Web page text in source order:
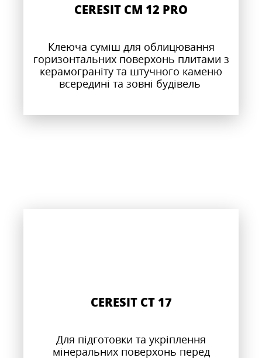
CERESIT CM 12 PRO
Клеюча суміш для облицювання
горизонтальних поверхонь плитами з
керамограніту та штучного каменю
всередині та зовні будівель
CERESIT CT 17
Для підготовки та укріплення
мінеральних поверхонь перед